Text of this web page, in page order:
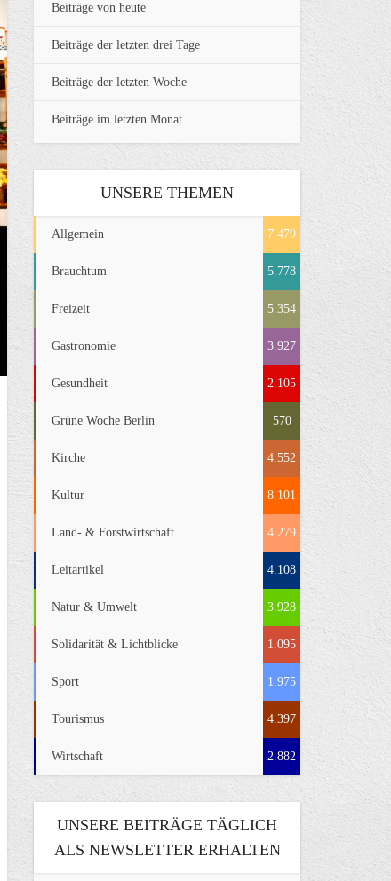
Beiträge von heute
Beiträge der letzten drei Tage
Beiträge der letzten Woche
Beiträge im letzten Monat
UNSERE THEMEN
Allgemein 7.479
Brauchtum 5.778
Freizeit 5.354
Gastronomie 3.927
Gesundheit 2.105
Grüne Woche Berlin 570
Kirche 4.552
Kultur 8.101
Land- & Forstwirtschaft 4.279
Leitartikel 4.108
Natur & Umwelt 3.928
Solidarität & Lichtblicke 1.095
Sport 1.975
Tourismus 4.397
Wirtschaft 2.882
UNSERE BEITRÄGE TÄGLICH
ALS NEWSLETTER ERHALTEN